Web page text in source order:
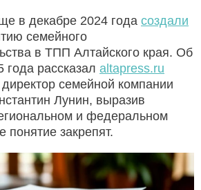
в декабре 2024 года создали
семейного
в ТПП Алтайского края. Об
рассказал altapress.ru
семейной компании
Лунин, выразив
и федеральном
понятие закрепят.